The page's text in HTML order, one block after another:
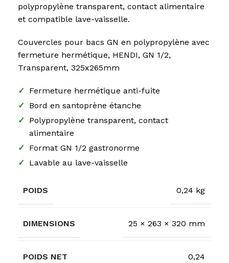
polypropylène transparent, contact alimentaire
et compatible lave-vaisselle.
Couvercles pour bacs GN en polypropylène avec
fermeture hermétique, HENDI, GN 1/2,
Transparent, 325x265mm
✓ Fermeture hermétique anti-fuite
✓ Bord en santoprène étanche
✓ Polypropylène transparent, contact
alimentaire
✓ Format GN 1/2 gastronorme
✓ Lavable au lave-vaisselle
POIDS 0,24 kg
DIMENSIONS 25 × 263 × 320 mm
POIDS NET 0,24